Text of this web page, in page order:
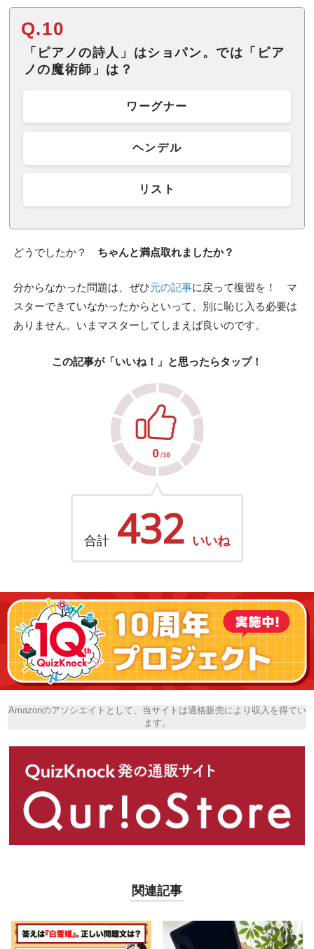
Q.10
「ピアノの詩人」はショパン。では「ピア
ノの魔術師」は？
ワーグナー
ヘンデル
リスト
どうでしたか？ ちゃんと満点取れましたか？
分からなかった問題は、ぜひ元の記事に戻って復習を！ マ
スターできていなかったからといって、別に恥じ入る必要は
ありません。いまマスターしてしまえば良いのです。
この記事が「いいね！」と思ったらタップ！
合計 432 いいね
Amazonのアソシエイトとして、当サイトは適格販売により収入を得てい
ます。
関連記事